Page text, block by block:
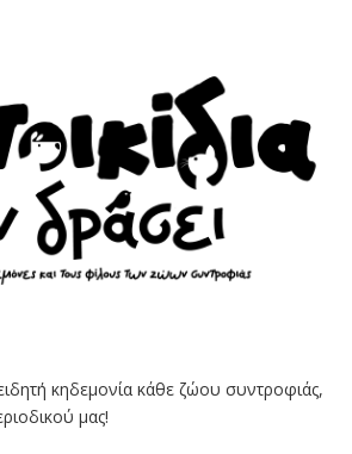
κηδεμονία κάθε ζώου συντροφιάς,
μας!